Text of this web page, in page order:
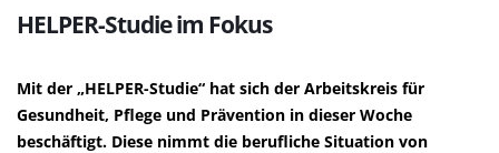
HELPER-Studie im Fokus
Mit der „HELPER-Studie“ hat sich der Arbeitskreis für
Gesundheit, Pflege und Prävention in dieser Woche
beschäftigt. Diese nimmt die berufliche Situation von